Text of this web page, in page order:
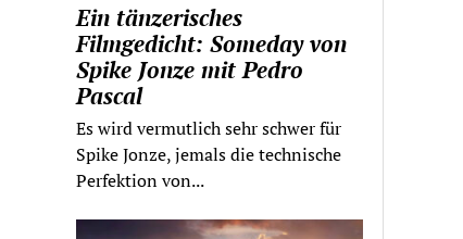
Ein tänzerisches
Filmgedicht: Someday von
Spike Jonze mit Pedro
Pascal
Es wird vermutlich sehr schwer für
Spike Jonze, jemals die technische
Perfektion von...